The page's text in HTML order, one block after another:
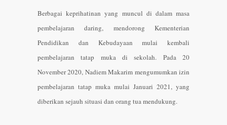
Berbagai keprihatinan yang muncul di dalam masa
pembelajaran daring, mendorong Kementerian
Pendidikan dan Kebudayaan mulai kembali
pembelajaran tatap muka di sekolah. Pada 20
November 2020, Nadiem Makarim mengumumkan izin
pembelajaran tatap muka mulai Januari 2021, yang
diberikan sejauh situasi dan orang tua mendukung.